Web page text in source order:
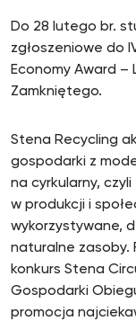
Do 28 lutego br.
zgłoszeniowe do
Economy Award –
Zamkniętego.
Stena Recycling
gospodarki z
na cyrkularny,
w produkcji i
wykorzystywane,
naturalne zasoby.
konkurs Stena
Gospodarki
promocja